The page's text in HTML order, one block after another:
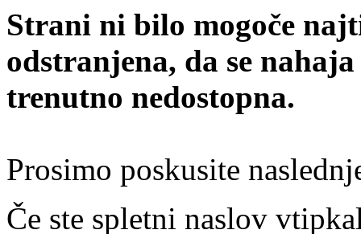
Strani ni bilo mogoče
odstranjena, da se
trenutno nedostopna.
Prosimo poskusite
Če ste spletni naslov